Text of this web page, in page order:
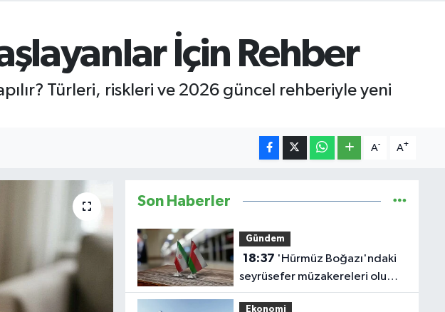
İçin Rehber
Türleri, riskleri ve 2026 güncel rehberiyle yeni
A- A+
Son Haberler
Gündem
18:37
seyrüsefer müzakereleri olumlu
ilerliyor'
Ekonomi